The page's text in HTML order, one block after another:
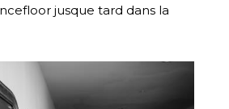
jusque tard dans la